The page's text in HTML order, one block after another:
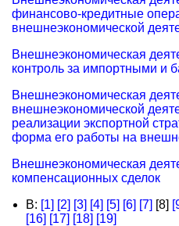
финансово-кредитные
внешнеэкономической
Внешнеэкономическая
контроль за импортными и
Внешнеэкономическая
внешнеэкономической
реализации экспортной
форма его работы на
Внешнеэкономическая
компенсационных сделок
В: [1] [2] [3] [4] [5] [6] [7] [8]
[16] [17] [18] [19]